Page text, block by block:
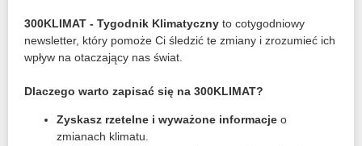
300KLIMAT - Tygodnik Klimatyczny to cotygodniowy
newsletter, który pomoże Ci śledzić te zmiany i zrozumieć ich
wpływ na otaczający nas świat.
Dlaczego warto zapisać się na 300KLIMAT?
Zyskasz rzetelne i wyważone informacje o
zmianach klimatu.